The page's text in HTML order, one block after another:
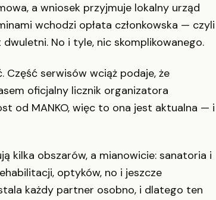
a wniosek przyjmuje lokalny urząd
wchodzi opłata członkowska — czyli
No i tyle, nic skomplikowanego.
Część serwisów wciąż podaje, że
oficjalny licznik organizatora
od MANKO, więc to ona jest aktualna — i
kilka obszarów, a mianowicie: sanatoria i
optyków, no i jeszcze
każdy partner osobno, i dlatego ten